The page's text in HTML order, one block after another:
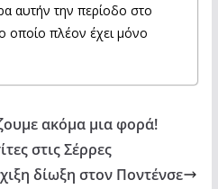
αυτήν την περίοδο στο
οποίο πλέον έχει μόνο
ακόμα μια φορά!
στις Σέρρες
δίωξη στον Ποντένσε